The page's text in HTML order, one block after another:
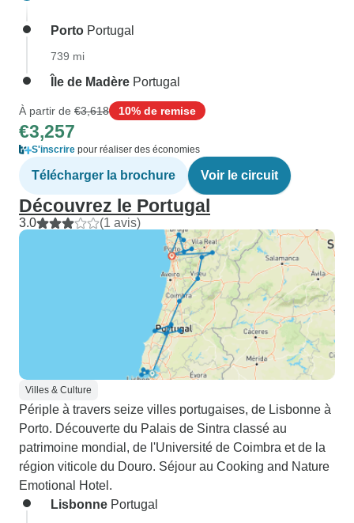
Porto Portugal
739 mi
Île de Madère Portugal
À partir de €3,618 10% de remise
€3,257
S'inscrire pour réaliser des économies
Télécharger la brochure Voir le circuit
Découvrez le Portugal
3.0 (1 avis)
Villes & Culture
Périple à travers seize villes portugaises, de Lisbonne à
Porto. Découverte du Palais de Sintra classé au
patrimoine mondial, de l'Université de Coimbra et de la
région viticole du Douro. Séjour au Cooking and Nature
Emotional Hotel.
Lisbonne Portugal